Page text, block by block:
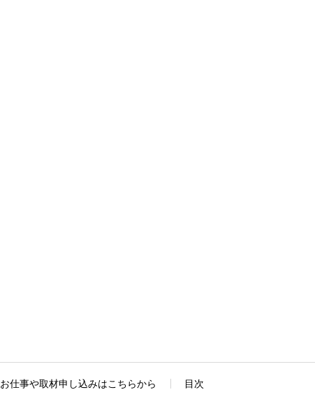
お仕事や取材申し込みはこちらから 目次